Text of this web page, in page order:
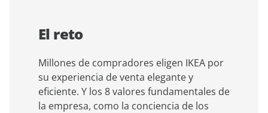
El reto
Millones de compradores eligen IKEA por
su experiencia de venta elegante y
eficiente. Y los 8 valores fundamentales de
la empresa, como la conciencia de los